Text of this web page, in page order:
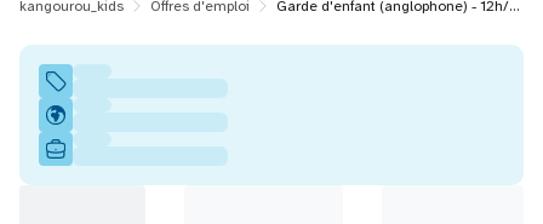
kangourou_kids Offres d'emploi Garde d'enfant (anglophone) - 12h/semaine - (H/F)